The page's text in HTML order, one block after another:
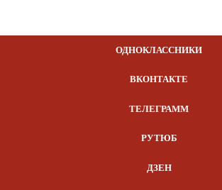
ОДНОКЛАССНИКИ
ВКОНТАКТЕ
ТЕЛЕГРАММ
РУТЮБ
ДЗЕН